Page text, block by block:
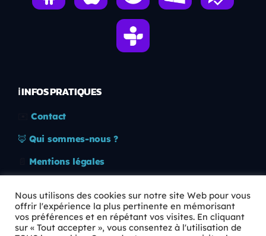
ℹ️ INFOS PRATIQUES
Contact
🦊 Qui sommes-nous ?
Mentions légales
🛡️ RGPD
Copyright © 2026 Animkids. Tous droits réservés.
Nous utilisons des cookies sur notre site Web pour vous
offrir l'expérience la plus pertinente en mémorisant
vos préférences et en répétant vos visites. En cliquant
sur « Tout accepter », vous consentez à l'utilisation de